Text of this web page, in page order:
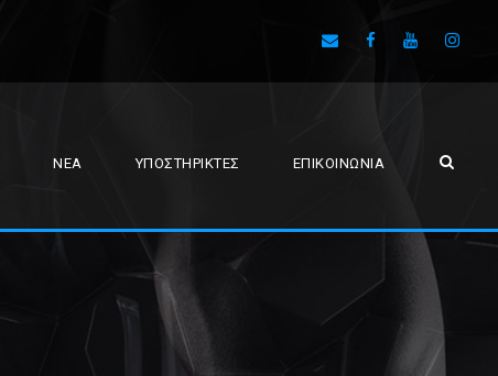
ΝΈΑ ΥΠΟΣΤΗΡΙΚΤΈΣ ΕΠΙΚΟΙΝΩΝΊΑ